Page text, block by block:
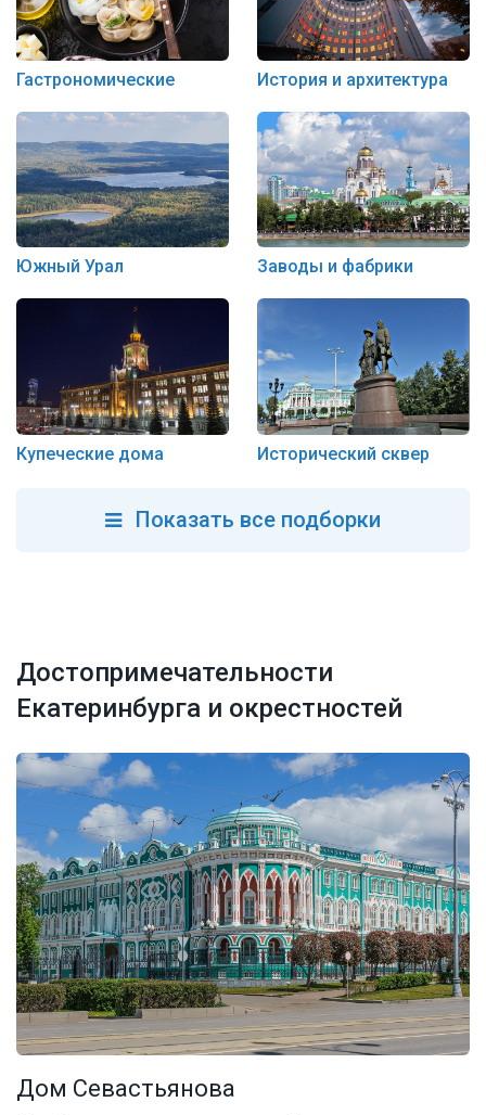
Гастрономические История и архитектура
Южный Урал Заводы и фабрики
Купеческие дома Исторический сквер
Показать все подборки
Достопримечательности
Екатеринбурга и окрестностей
Дом Севастьянова